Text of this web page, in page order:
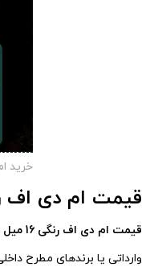
خرید ام
قیمت ام دی اف رنگی
قیمت ام دی اف رنگی 16 میل
وارداتی یا برندهای مطرح